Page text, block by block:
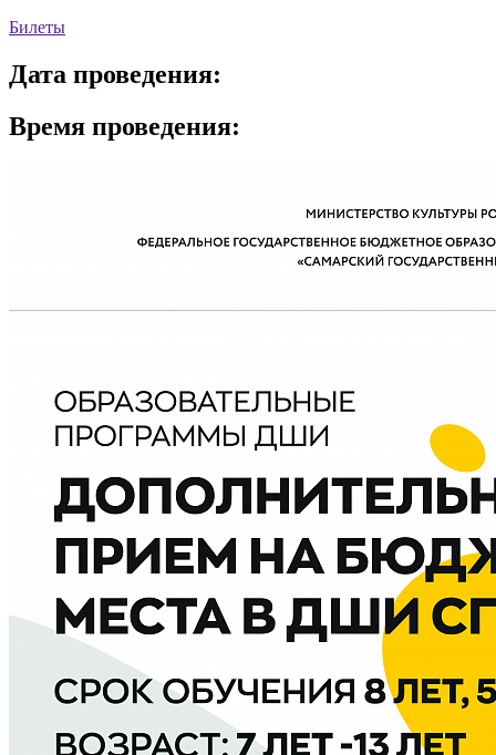
Билеты
Дата проведения:
Время проведения: